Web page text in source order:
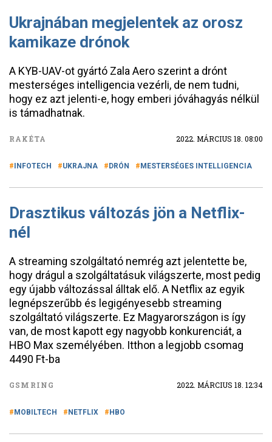
Ukrajnában megjelentek az orosz
kamikaze drónok
A KYB-UAV-ot gyártó Zala Aero szerint a drónt
mesterséges intelligencia vezérli, de nem tudni,
hogy ez azt jelenti-e, hogy emberi jóváhagyás nélkül
is támadhatnak.
RAKÉTA 2022. MÁRCIUS 18. 08:00
INFOTECH UKRAJNA DRÓN MESTERSÉGES INTELLIGENCIA
Drasztikus változás jön a Netflix-
nél
A streaming szolgáltató nemrég azt jelentette be,
hogy drágul a szolgáltatásuk világszerte, most pedig
egy újabb változással álltak elő. A Netflix az egyik
legnépszerűbb és legigényesebb streaming
szolgáltató világszerte. Ez Magyarországon is így
van, de most kapott egy nagyobb konkurenciát, a
HBO Max személyében. Itthon a legjobb csomag
4490 Ft-ba
GSMRING 2022. MÁRCIUS 18. 12:34
MOBILTECH NETFLIX HBO